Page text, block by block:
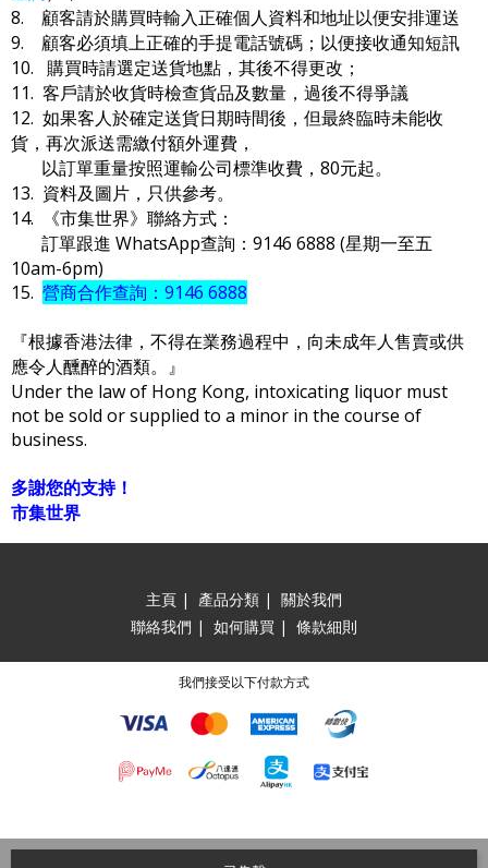
8. 顧客請於購買時輸入正確個人資料和地址以便安排運送
9. 顧客必須填上正確的手提電話號碼；以便接收通知短訊
10. 購買時請選定送貨地點，其後不得更改；
11. 客戶請於收貨時檢查貨品及數量，過後不得爭議
12. 如果客人於確定送貨日期時間後，但最終臨時未能收
貨，再次派送需繳付額外運費，
以訂單重量按照運輸公司標準收費，80元起。
13. 資料及圖片，只供參考。
14. 《市集世界》聯絡方式：
訂單跟進 WhatsApp查詢：9146 6888 (星期一至五
10am-6pm)
15. 營商合作查詢：9146 6888
『根據香港法律，不得在業務過程中，向未成年人售賣或供
應令人醺醉的酒類。』
Under the law of Hong Kong, intoxicating liquor must
not be sold or supplied to a minor in the course of
business.
多謝您的支持！
市集世界
主頁 | 產品分類 | 關於我們
聯絡我們 | 如何購買 | 條款細則
我們接受以下付款方式